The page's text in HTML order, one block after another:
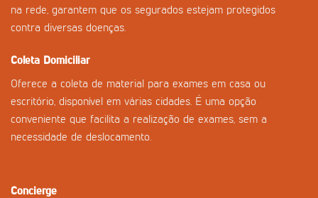
na rede, garantem que os segurados estejam protegidos
contra diversas doenças.
Coleta Domiciliar
Oferece a coleta de material para exames em casa ou
escritório, disponível em várias cidades. É uma opção
conveniente que facilita a realização de exames, sem a
necessidade de deslocamento.
Concierge